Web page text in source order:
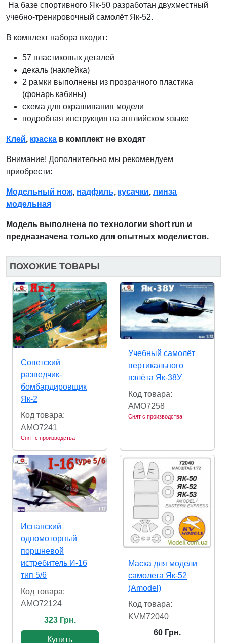
На базе спортивного Як-50 разработан двухместный
учебно-тренировочный самолёт Як-52.
В комплект набора входит:
57 пластиковых деталей
декаль (наклейка)
2 рамки выполнены из прозрачного пластика
(фонарь кабины)
схема для окрашивания модели
подробная инструкция на английском языке
Клей, краска в комплект не входят
Внимание! Дополнительно мы рекомендуем
приобрести:
Модельный нож, надфиль, кусачки, линза
модельная
Модель выполнена по технологии short run и
предназначена только для опытных моделистов.
ПОХОЖИЕ ТОВАРЫ
Советский
разведчик-
бомбардировщик
Як-2
Код товара:
AMO7241
Снят с производства
Учебный самолёт
вертикального
взлёта Як-38У
Код товара:
AMO7258
Снят с производства
Испанский
одномоторный
поршневой
истребитель И-16
тип 5/6
Код товара:
AMO72124
323 Грн.
Купить
Маска для модели
самолета Як-52
(Amodel)
Код товара:
KVM72040
60 Грн.